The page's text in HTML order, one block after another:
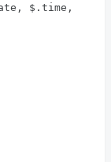
$.time,